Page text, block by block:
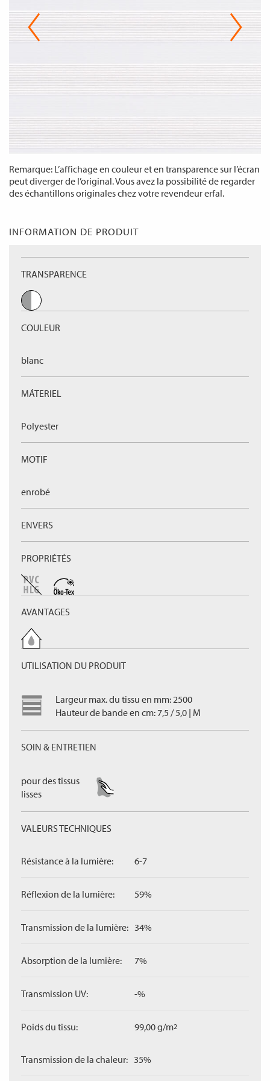
Remarque: L’affichage en couleur et en transparence sur l’écran
peut diverger de l’original. Vous avez la possibilité de regarder
des échantillons originales chez votre revendeur erfal.
INFORMATION DE PRODUIT
TRANSPARENCE
COULEUR
blanc
MÁTERIEL
Polyester
MOTIF
enrobé
ENVERS
PROPRIÉTÉS
AVANTAGES
UTILISATION DU PRODUIT
Largeur max. du tissu en mm: 2500
Hauteur de bande en cm: 7,5 / 5,0 | M
SOIN & ENTRETIEN
pour des tissus
lisses
VALEURS TECHNIQUES
Résistance à la lumière: 6-7
Réflexion de la lumière: 59%
Transmission de la lumière: 34%
Absorption de la lumière: 7%
Transmission UV: -%
Poids du tissu: 99,00 g/m2
Transmission de la chaleur: 35%